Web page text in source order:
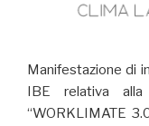
Manifestazione di
IBE relativa
“WORKLIMATE